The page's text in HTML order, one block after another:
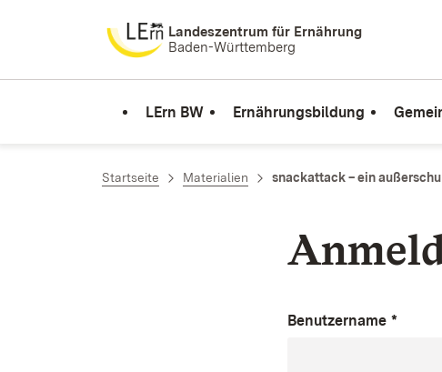
Zum Inhalt springenLandeszentrum für Ernährung
Baden-Württemberg
LErn BW Ernährungsbildung
Startseite Materialien snackattack – ein
Benutzername *